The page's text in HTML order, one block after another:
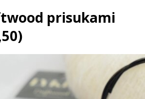
prisukami